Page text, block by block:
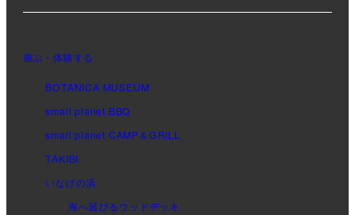
遊ぶ・体験する
BOTANICA MUSEUM
small planet BBQ
small planet CAMP＆GRILL
TAKIBI
いなげの浜
海へ延びるウッドデッキ